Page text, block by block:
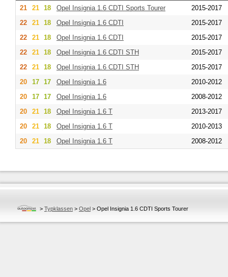
21
21 18 Opel Insignia 1.6 CDTI Sports Tourer
2015-2017
22
21 18 Opel Insignia 1.6 CDTI
2015-2017
22
21 18 Opel Insignia 1.6 CDTI
2015-2017
22
21 18 Opel Insignia 1.6 CDTI STH
2015-2017
22
21 18 Opel Insignia 1.6 CDTI STH
2015-2017
20
17 17 Opel Insignia 1.6
2010-2012
20
17 17 Opel Insignia 1.6
2008-2012
20
21 18 Opel Insignia 1.6 T
2013-2017
20
21 18 Opel Insignia 1.6 T
2010-2013
20
21 18 Opel Insignia 1.6 T 2008-2012
> Typklassen > Opel > Opel Insignia 1.6 CDTI Sports Tourer